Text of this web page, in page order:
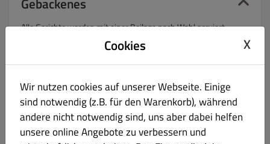
Alle Gerichte werden mit einer Beilage nach Wahl serviert.
Hühnerschnitzel € 9.90
mit Pommes frites
Cookies X
Wir nutzen cookies auf unserer Webseite. Einige
sind notwendig (z.B. für den Warenkorb), während
andere nicht notwendig sind, uns aber dabei helfen
unsere online Angebote zu verbessern und